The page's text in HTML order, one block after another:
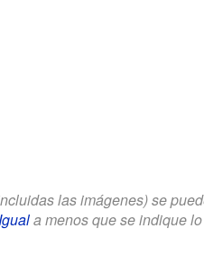
las imágenes) se
a menos que se indique